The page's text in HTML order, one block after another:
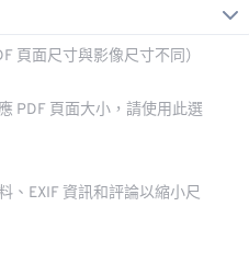
頁面尺寸與影像尺寸不同）
PDF 頁面大小，請使用此選
、EXIF 資訊和評論以縮小尺